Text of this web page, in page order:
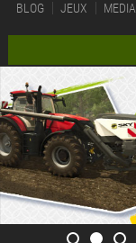
BLOG JEUX MEDIA